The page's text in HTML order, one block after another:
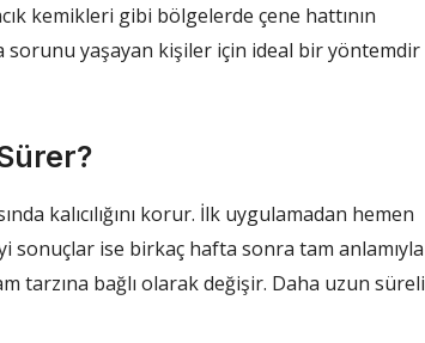
kemikleri gibi bölgelerde çene hattının
sorunu yaşayan kişiler için ideal bir yöntemdir
kalıcılığını korur. İlk uygulamadan hemen
sonuçlar ise birkaç hafta sonra tam anlamıyla
tarzına bağlı olarak değişir. Daha uzun süreli